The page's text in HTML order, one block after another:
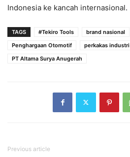
Indonesia ke kancah internasional.
TAGS #Tekiro Tools brand nasional
Penghargaan Otomotif
perkakas industri
PT Altama Surya Anugerah
Previous article